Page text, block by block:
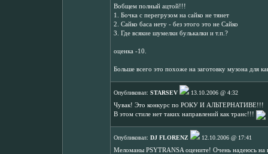
Вобщем полный ацтой!!!
1. Бочка с перегрузом на сайко не тянет
2. Сайко баса нету - без этого это не Сайко
3. Где всякие шумелки булькалки и т.п.?
оценка -10.
Больше всего это похоже на заготовку музона для
Опубликовал: STARSEV
13.10.2006 @ 4:32
Чувак! Это конкурс по РОКУ И АЛЬТЕРНАТИВЕ!!!
В этом стиле нет таких направлений как транс!!!
Опубликовал: DJ FLORENZ
12.10.2006 @ 17:41
Меломаны PSYTRANSA оцените! Очень надеюсь